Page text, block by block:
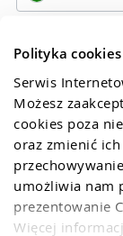
Polityka cookies
Serwis
Możesz
cookies poza
oraz zmienić
umożliwia nam
prezentowanie
Więcej